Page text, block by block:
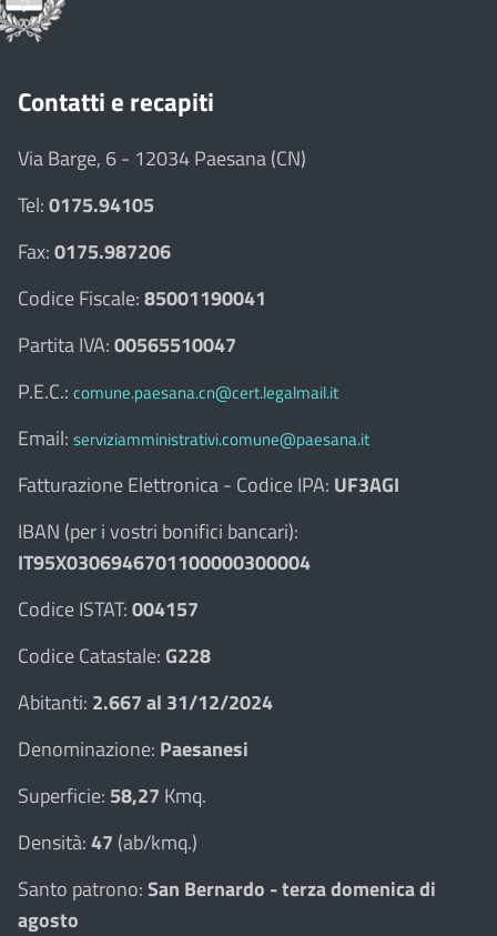
Contatti e recapiti
Via Barge, 6 - 12034 Paesana (CN)
Tel:0175.94105
Fax:0175.987206
Codice Fiscale:85001190041
Partita IVA:00565510047
P.E.C.: comune.paesana.cn@cert.legalmail.it
Email: serviziamministrativi.comune@paesana.it
Fatturazione Elettronica - Codice IPA: UF3AGI
IBAN (per i vostri bonifici bancari):
IT95X0306946701100000300004
Codice ISTAT:004157
Codice Catastale:G228
Abitanti: 2.667 al 31/12/2024
Denominazione: Paesanesi
Superficie: 58,27 Kmq.
Densità:47 (ab/kmq.)
Santo patrono:San Bernardo - terza domenica di
agosto